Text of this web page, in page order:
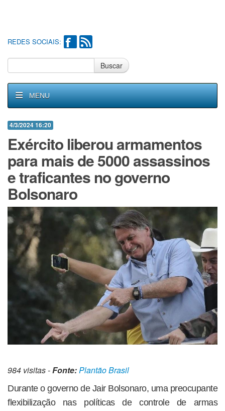
REDES SOCIAIS:
Buscar
MENU
4/3/2024 16:20
Exército liberou armamentos
para mais de 5000 assassinos
e traficantes no governo
Bolsonaro
984 visitas -Fonte:Plantão Brasil
Durante o governo de Jair Bolsonaro, uma preocupante
flexibilização nas políticas de controle de armas